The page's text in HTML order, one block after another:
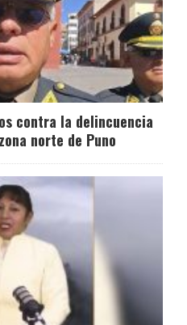
contra la delincuencia
norte de Puno